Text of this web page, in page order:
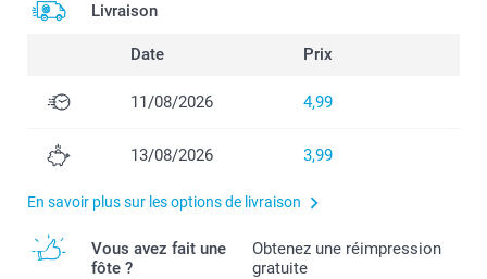
Livraison
Date Prix
11/08/2026 4,99
13/08/2026 3,99
En savoir plus sur les options de livraison
Vous avez fait une
fôte ?
Obtenez une réimpression
gratuite